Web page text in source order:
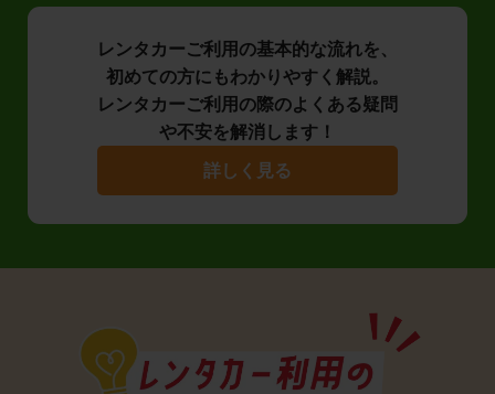
レンタカーご利用の基本的な流れを、
初めての方にもわかりやすく解説。
レンタカーご利用の際のよくある疑問
や不安を解消します！
詳しく見る